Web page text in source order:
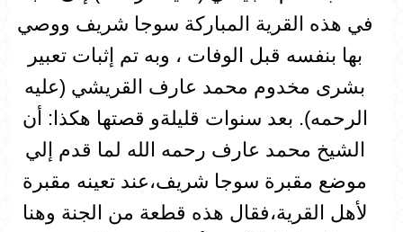
في هذه القرية المباركة سوجا شريف ووصي
بها بنفسه قبل الوفات ، وبه تم إثبات تعبير
بشرى مخدوم محمد عارف القريشي (عليه
الرحمه). بعد سنوات قليلةو قصتها هكذا: أن
الشيخ محمد عارف رحمه الله لما قدم إلي
موضع مقبرة سوجا شريف،عند تعينه مقبرة
لأهل القرية،فقال هذه قطعة من الجنة وهنا